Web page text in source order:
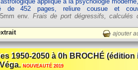
de 452 pages, reliure cousue et
env. Frais de port dégressifs,
ajouter
1950-2050 à 0h BROCHÉ
NOUVEAUTÉ 2019